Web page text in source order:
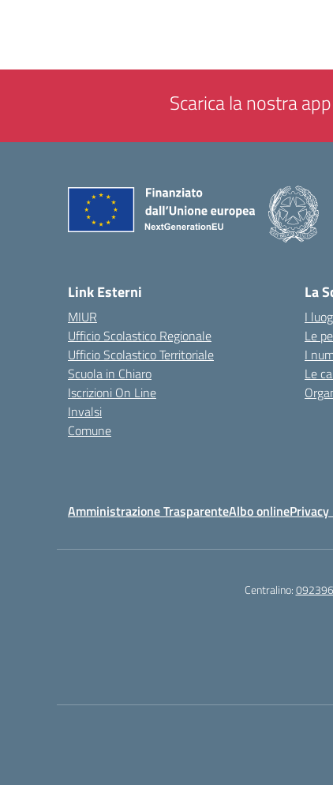
Scarica la nostra
Link Esterni
MIUR
Ufficio Scolastico Regionale
Ufficio Scolastico Territoriale
Scuola in Chiaro
Iscrizioni On Line
Invalsi
Comune
La
I
Le
I
Le
Amministrazione TrasparenteAlbo onlinePrivacy
Centralino: